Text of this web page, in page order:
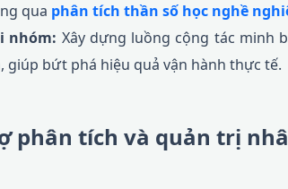
qua phân tích thần số học nghề
nhóm: Xây dựng luồng cộng tác minh
giúp bứt phá hiệu quả vận hành thực tế.
phân tích và quản trị